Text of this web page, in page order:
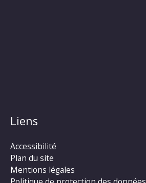
Liens
Accessibilité
Plan du site
Mentions légales